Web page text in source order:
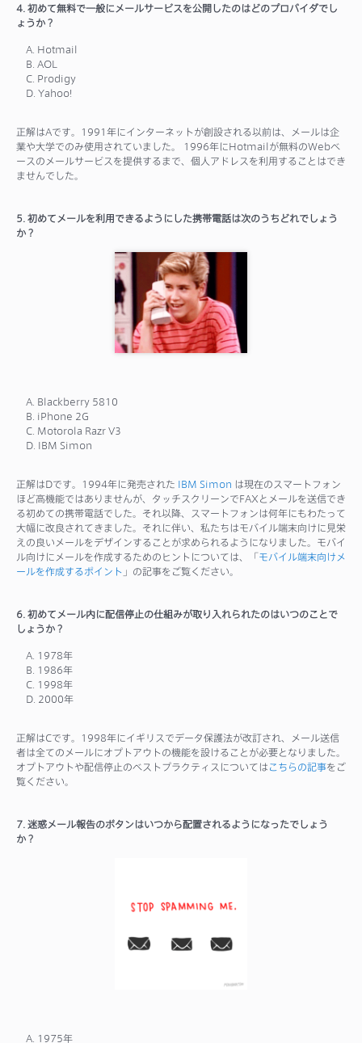
4. 初めて無料で一般にメールサービスを公開したのはどのプロバイダでし
ょうか？
A. Hotmail
B. AOL
C. Prodigy
D. Yahoo!
正解はAです。1991年にインターネットが創設される以前は、メールは企
業や大学でのみ使用されていました。 1996年にHotmailが無料のWebベ
ースのメールサービスを提供するまで、個人アドレスを利用することはでき
ませんでした。
5. 初めてメールを利用できるようにした携帯電話は次のうちどれでしょう
か？
A. Blackberry 5810
B. iPhone 2G
C. Motorola Razr V3
D. IBM Simon
正解はDです。1994年に発売された IBM Simon は現在のスマートフォン
ほど高機能ではありませんが、タッチスクリーンでFAXとメールを送信でき
る初めての携帯電話でした。それ以降、スマートフォンは何年にもわたって
大幅に改良されてきました。それに伴い、私たちはモバイル端末向けに見栄
えの良いメールをデザインすることが求められるようになりました。モバイ
ル向けにメールを作成するためのヒントについては、「モバイル端末向けメ
ールを作成するポイント 」の記事をご覧ください。
6. 初めてメール内に配信停止の仕組みが取り入れられたのはいつのことで
しょうか？
A. 1978年
B. 1986年
C. 1998年
D. 2000年
正解はCです。1998年にイギリスでデータ保護法が改訂され、メール送信
者は全てのメールにオプトアウトの機能を設けることが必要となりました。
オプトアウトや配信停止のベストプラクティスについてはこちらの記事をご
覧ください。
7. 迷惑メール報告のボタンはいつから配置されるようになったでしょう
か？
A. 1975年